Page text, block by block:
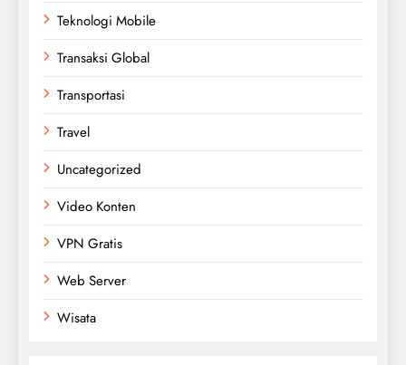
Teknologi Mobile
Transaksi Global
Transportasi
Travel
Uncategorized
Video Konten
VPN Gratis
Web Server
Wisata